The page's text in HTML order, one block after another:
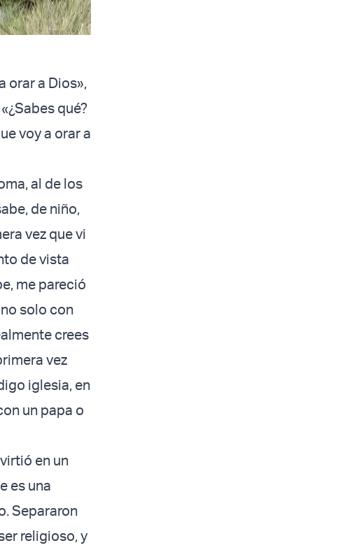
orar a Dios»,
qué?
voy a orar a
al de los
de niño,
vez que vi
de vista
me pareció
solo con
crees
vez
iglesia, en
un papa o
en un
es una
Separaron
religioso, y